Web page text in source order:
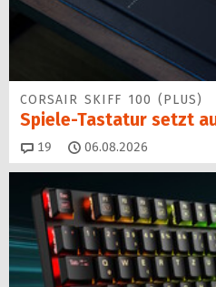
CORSAIR SKIFF 100 (PLUS)
Spiele-Tastatur setzt
19 Kommentare
06.08.2026